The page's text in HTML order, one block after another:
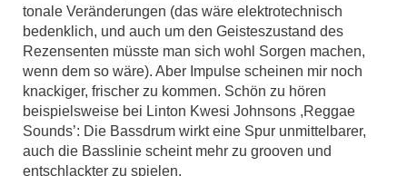
tonale Veränderungen (das wäre elektrotechnisch
bedenklich, und auch um den Geisteszustand des
Rezensenten müsste man sich wohl Sorgen machen,
wenn dem so wäre). Aber Impulse scheinen mir noch
knackiger, frischer zu kommen. Schön zu hören
beispielsweise bei Linton Kwesi Johnsons ,Reggae
Sounds’: Die Bassdrum wirkt eine Spur unmittelbarer,
auch die Basslinie scheint mehr zu grooven und
entschlackter zu spielen.